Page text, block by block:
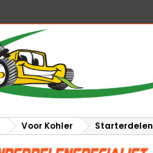
Voor Kohler Starterdelen